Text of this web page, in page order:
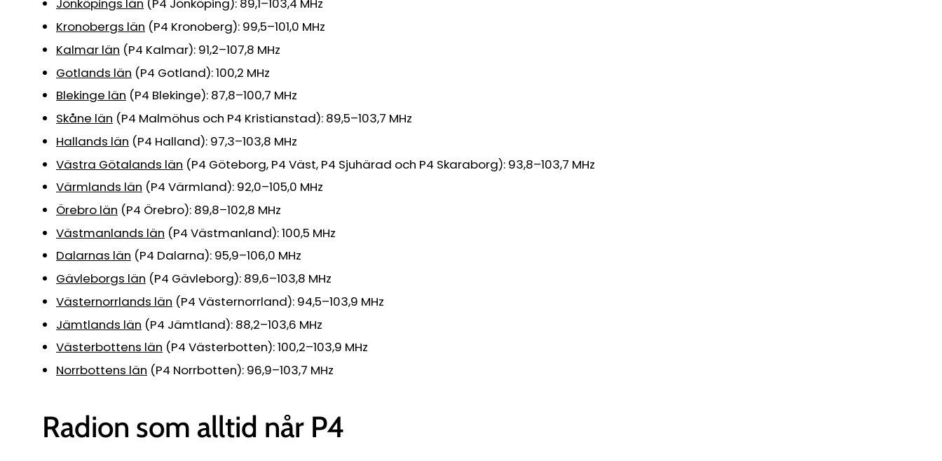
Jönköpings län (P4 Jönköping): 89,1–103,4 MHz
Kronobergs län (P4 Kronoberg): 99,5–101,0 MHz
Kalmar län (P4 Kalmar): 91,2–107,8 MHz
Gotlands län (P4 Gotland): 100,2 MHz
Blekinge län (P4 Blekinge): 87,8–100,7 MHz
Skåne län (P4 Malmöhus och P4 Kristianstad): 89,5–103,7 MHz
Hallands län (P4 Halland): 97,3–103,8 MHz
Västra Götalands län (P4 Göteborg, P4 Väst, P4 Sjuhärad och P4 Skaraborg): 93,8–103,7 MHz
Värmlands län (P4 Värmland): 92,0–105,0 MHz
Örebro län (P4 Örebro): 89,8–102,8 MHz
Västmanlands län (P4 Västmanland): 100,5 MHz
Dalarnas län (P4 Dalarna): 95,9–106,0 MHz
Gävleborgs län (P4 Gävleborg): 89,6–103,8 MHz
Västernorrlands län (P4 Västernorrland): 94,5–103,9 MHz
Jämtlands län (P4 Jämtland): 88,2–103,6 MHz
Västerbottens län (P4 Västerbotten): 100,2–103,9 MHz
Norrbottens län (P4 Norrbotten): 96,9–103,7 MHz
Radion som alltid når P4